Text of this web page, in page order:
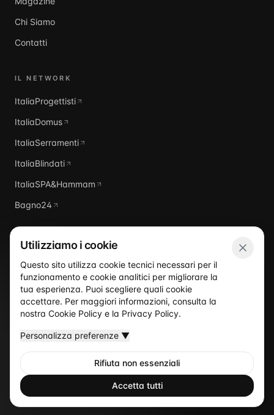
Chi Siamo
Contatti
IL NETWORK
ItaliaProgettisti
ItaliaDomus
ItaliaSerramenti
ItaliaBlindati
ItaliaSPA&Hammam
Bagno24
ItaliaPiscine
Privacy Policy Termini
Utilizziamo i cookie
Questo sito utilizza cookie tecnici necessari per il
funzionamento e cookie analitici per migliorare la
tua esperienza. Puoi scegliere quali cookie
accettare. Per maggiori informazioni, consulta la
nostra Cookie Policy e la Privacy Policy.
Personalizza preferenze ▼
Rifiuta non essenziali
Accetta tutti